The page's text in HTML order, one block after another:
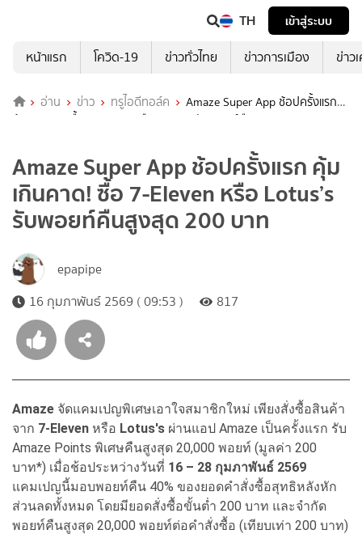
TH
เข้าสู่ระบบ
หน้าแรก
โควิด-19 ข่าวทั่วไทย ข่าวการเมือง ข่าว
อ่าน ข่าว ทรูไอดีทอล์ค
Amaze Super App ช้อปครั้งแรก
คุ้มเกินคาด! ซื้อ 7-Eleven หรือ Lotus’s รับพอยท์คืนสูงสุด 200 บาท
Amaze Super App ช้อปครั้งแรก คุ้ม
เกินคาด! ซื้อ 7-Eleven หรือ Lotus’s
รับพอยท์คืนสูงสุด 200 บาท
epapipe
16 กุมภาพันธ์ 2569 ( 09:53 )
817
Amaze จัดแคมเปญพิเศษเอาใจสมาชิกใหม่ เพียงสั่งซื้อสินค้า
จาก 7-Eleven หรือ Lotus's ผ่านแอป Amaze เป็นครั้งแรก รับ
Amaze Points พิเศษคืนสูงสุด 20,000 พอยท์ (มูลค่า 200
บาท*) เมื่อช้อประหว่างวันที่ 16 – 28 กุมภาพันธ์ 2569
แคมเปญนี้มอบพอยท์คืน 40% ของยอดคำสั่งซื้อสุทธิหลังหัก
ส่วนลดทั้งหมด โดยมียอดสั่งซื้อขั้นต่ำ 200 บาท และจำกัด
พอยท์คืนสูงสุด 20,000 พอยท์ต่อคำสั่งซื้อ (เทียบเท่า 200 บาท)